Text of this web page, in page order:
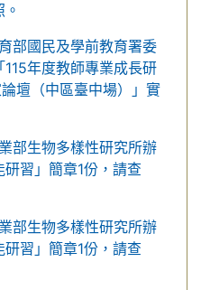
部國民及學前教育署委
年度教師專業成長研
壇（中區臺中場）」實
部生物多樣性研究所辦
習」簡章1份，請查
部生物多樣性研究所辦
習」簡章1份，請查